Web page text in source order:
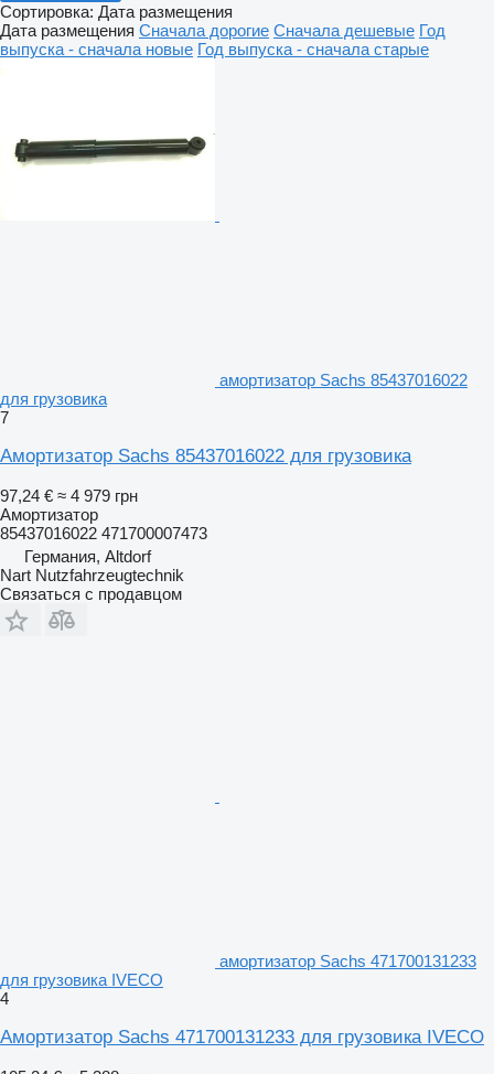
Сортировка: Дата размещения
Дата размещения Сначала дорогие Сначала дешевые Год
выпуска - сначала новые Год выпуска - сначала старые
амортизатор Sachs 85437016022
для грузовика
7
Амортизатор Sachs 85437016022 для грузовика
97,24 € ≈ 4 979 грн
Амортизатор
85437016022 471700007473
Германия, Altdorf
Nart Nutzfahrzeugtechnik
Связаться с продавцом
амортизатор Sachs 471700131233
для грузовика IVECO
4
Амортизатор Sachs 471700131233 для грузовика IVECO